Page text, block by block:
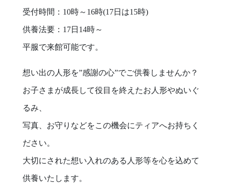
受付時間：10時～16時(17日は15時)
供養法要：17日14時～
平服で来館可能です。
想い出の人形を”感謝の心”でご供養しませんか？
お子さまが成長して役目を終えたお人形やぬいぐ
るみ、
写真、お守りなどをこの機会にティアへお持ちく
ださい。
大切にされた想い入れのある人形等を心を込めて
供養いたします。